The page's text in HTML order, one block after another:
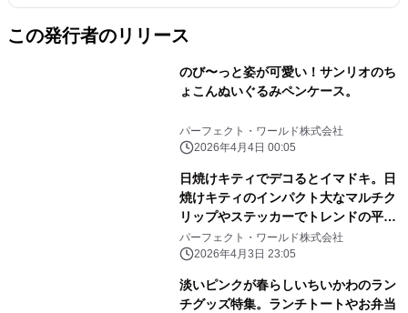
この発行者のリリース
のび〜っと姿が可愛い！サンリオのち
ょこんぬいぐるみペンケース。
パーフェクト・ワールド株式会社
2026年4月4日 00:05
日焼けキティでデコるとイマドキ。日
焼けキティのインパクト大なマルチク
リップやステッカーでトレンドの平成
レトロ感ばっちりです。
パーフェクト・ワールド株式会社
2026年4月3日 23:05
淡いピンクが春らしいちいかわのラン
チグッズ特集。ランチトートやお弁当